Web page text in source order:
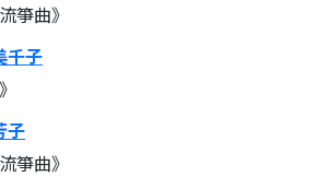
箏曲》
千子
子
箏曲》